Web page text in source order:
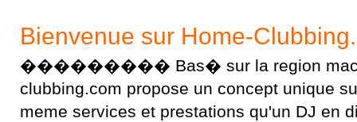
Bienvenue sur Home-
��������� Bas� sur la region
clubbing.com propose un concept unique
meme services et prestations qu'un DJ en